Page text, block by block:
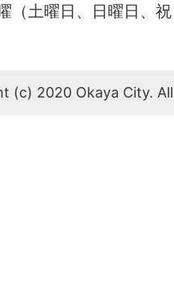
（土曜日、日曜日、
(c) 2020 Okaya City.